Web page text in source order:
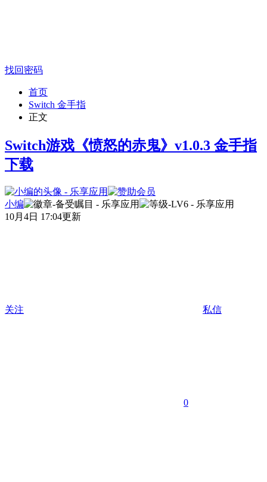
找回密码
首页
Switch 金手指
正文
Switch游戏《愤怒的赤鬼》v1.0.3 金手指
下载
小编
10月4日 17:04更新
关注 私信
0